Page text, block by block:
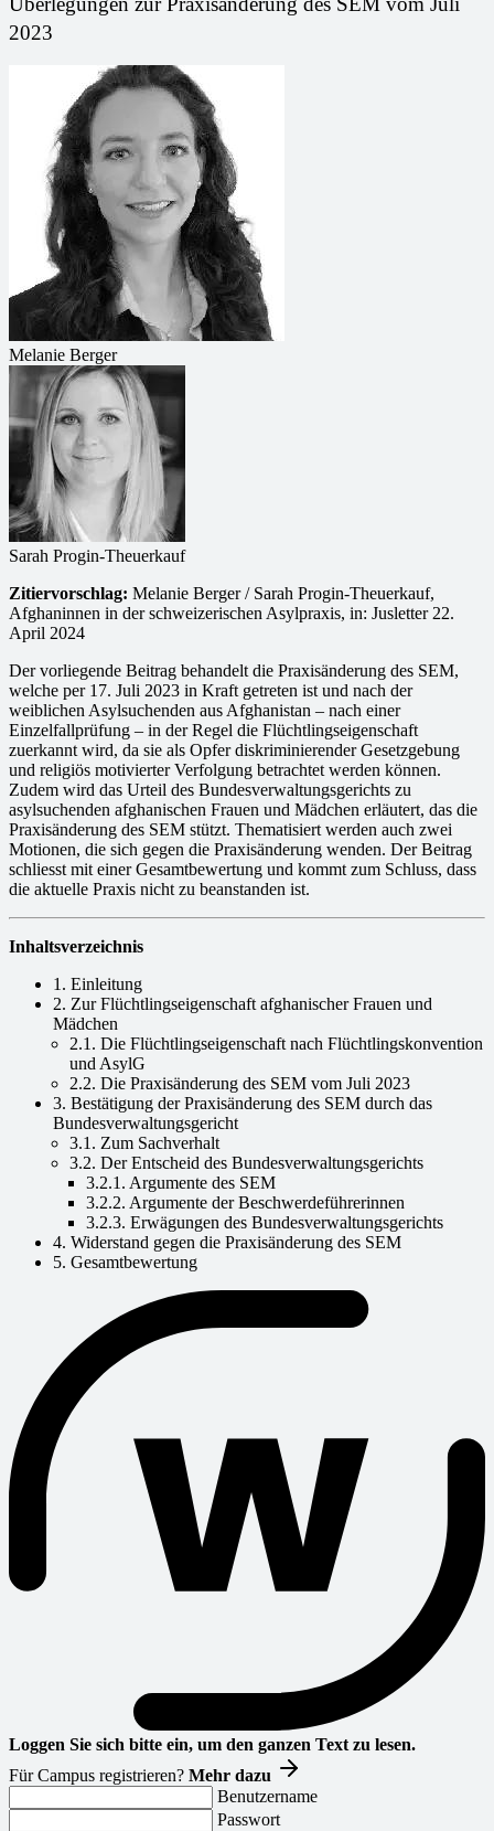
2023
Melanie Berger
Sarah Progin-Theuerkauf
Zitiervorschlag: Melanie Berger / Sarah Progin-Theuerkauf,
Afghaninnen in der schweizerischen Asylpraxis, in: Jusletter 22.
April 2024
Der vorliegende Beitrag behandelt die Praxisänderung des SEM,
welche per 17. Juli 2023 in Kraft getreten ist und nach der
weiblichen Asylsuchenden aus Afghanistan – nach einer
Einzelfallprüfung – in der Regel die Flüchtlingseigenschaft
zuerkannt wird, da sie als Opfer diskriminierender Gesetzgebung
und religiös motivierter Verfolgung betrachtet werden können.
Zudem wird das Urteil des Bundesverwaltungsgerichts zu
asylsuchenden afghanischen Frauen und Mädchen erläutert, das die
Praxisänderung des SEM stützt. Thematisiert werden auch zwei
Motionen, die sich gegen die Praxisänderung wenden. Der Beitrag
schliesst mit einer Gesamtbewertung und kommt zum Schluss, dass
die aktuelle Praxis nicht zu beanstanden ist.
Inhaltsverzeichnis
1. Einleitung
2. Zur Flüchtlingseigenschaft afghanischer Frauen und
Mädchen
2.1. Die Flüchtlingseigenschaft nach Flüchtlingskonvention
und AsylG
2.2. Die Praxisänderung des SEM vom Juli 2023
3. Bestätigung der Praxisänderung des SEM durch das
Bundesverwaltungsgericht
3.1. Zum Sachverhalt
3.2. Der Entscheid des Bundesverwaltungsgerichts
3.2.1. Argumente des SEM
3.2.2. Argumente der Beschwerdeführerinnen
3.2.3. Erwägungen des Bundesverwaltungsgerichts
4. Widerstand gegen die Praxisänderung des SEM
5. Gesamtbewertung
Loggen Sie sich bitte ein, um den ganzen Text zu lesen.
Für Campus registrieren? Mehr dazu
Benutzername
Passwort